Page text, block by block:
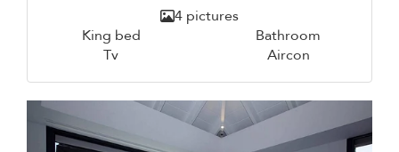
4 pictures
King bed
Bathroom
Tv
Aircon